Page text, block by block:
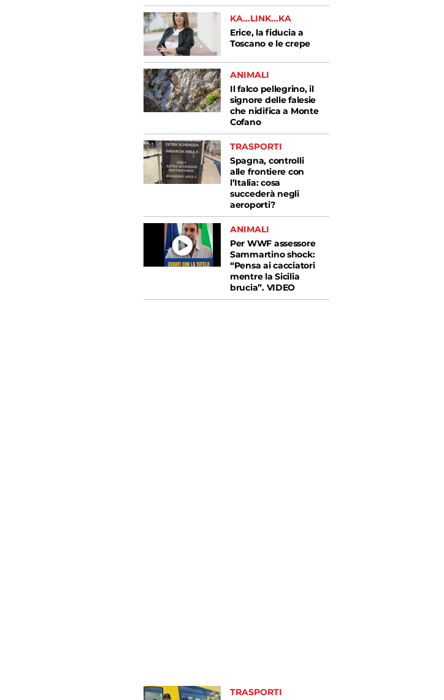
KA...LINK...KA
Erice, la fiducia a
Toscano e le crepe
ANIMALI
Il falco pellegrino, il
signore delle falesie
che nidifica a Monte
Cofano
TRASPORTI
Spagna, controlli
alle frontiere con
l’Italia: cosa
succederà negli
aeroporti?
ANIMALI
Per WWF assessore
Sammartino shock:
“Pensa ai cacciatori
mentre la Sicilia
brucia”. VIDEO
TRASPORTI